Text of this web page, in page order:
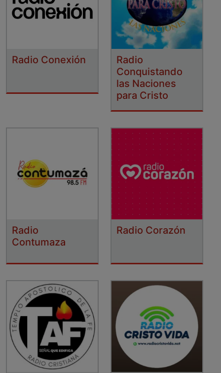
Radio Conexión
Radio
Conquistando
las Naciones
para Cristo
Radio
Contumaza
Radio Corazón